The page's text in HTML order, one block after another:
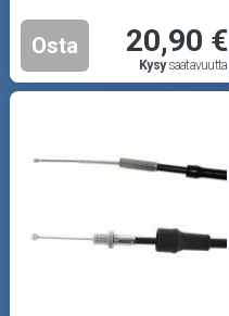
Osta 20,90 €
Kysysaatavuutta